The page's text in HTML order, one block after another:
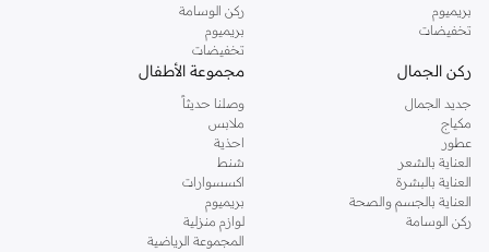
بريميوم
تخفيضات
ركن الوسامة
بريميوم
تخفيضات
ركن الجمال
جديد الجمال
مكياج
عطور
العناية بالشعر
العناية بالبشرة
العناية بالجسم والصحة
ركن الوسامة
مجموعة الأطفال
وصلنا حديثاً
ملابس
احذية
شنط
اكسسوارات
بريميوم
لوازم منزلية
المجموعة الرياضية